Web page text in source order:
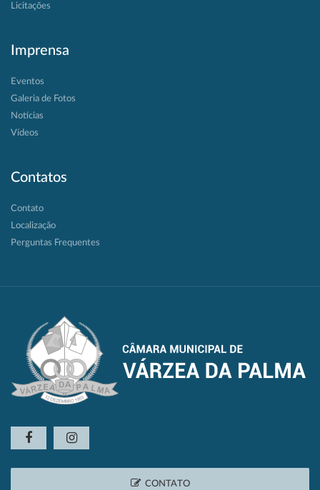
Licitações
Imprensa
Eventos
Galeria de Fotos
Notícias
Vídeos
Contatos
Contato
Localização
Perguntas Frequentes
CONTATO